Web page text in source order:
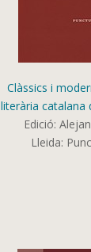
Clàssics i
literària catalana
Edició:
Lleida: